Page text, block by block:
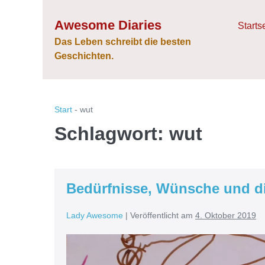
Awesome Diaries
Das Leben schreibt die besten
Geschichten.
Start - wut
Schlagwort: wut
Bedürfnisse, Wünsche und
Lady Awesome | Veröffentlicht am 4. Oktober 2019
Wünsche